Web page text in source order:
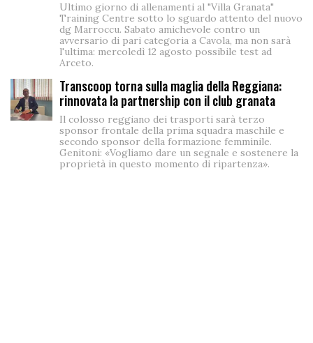
Ultimo giorno di allenamenti al "Villa Granata"
Training Centre sotto lo sguardo attento del nuovo
dg Marroccu. Sabato amichevole contro un
avversario di pari categoria a Cavola, ma non sarà
l'ultima: mercoledì 12 agosto possibile test ad
Arceto.
Transcoop torna sulla maglia della Reggiana:
rinnovata la partnership con il club granata
Il colosso reggiano dei trasporti sarà terzo
sponsor frontale della prima squadra maschile e
secondo sponsor della formazione femminile.
Genitoni: «Vogliamo dare un segnale e sostenere la
proprietà in questo momento di ripartenza».